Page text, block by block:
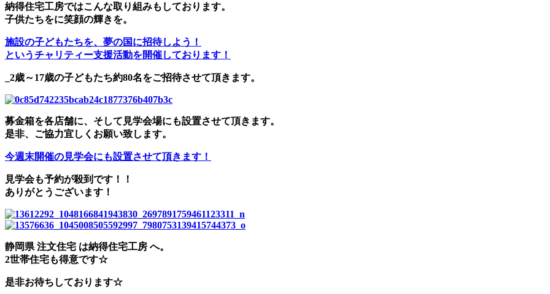
納得住宅工房ではこんな取り組みもしております。
子供たちをに笑顔の輝きを。
施設の子どもたちを、夢の国に招待しよう！
というチャリティー支援活動を開催しております！
_2歳～17歳の子どもたち約80名をご招待させて頂きます。
募金箱を各店舗に、そして見学会場にも設置させて頂きます。
是非、ご協力宜しくお願い致します。
今週末開催の見学会にも設置させて頂きます！
見学会も予約が殺到です！！
ありがとうございます！
静岡県 注文住宅 は納得住宅工房 へ。
2世帯住宅も得意です☆
是非お待ちしております☆